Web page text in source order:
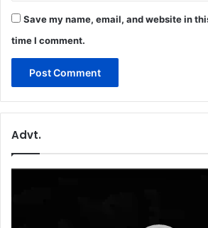
Save my name, email, and website in
time I comment.
Advt.